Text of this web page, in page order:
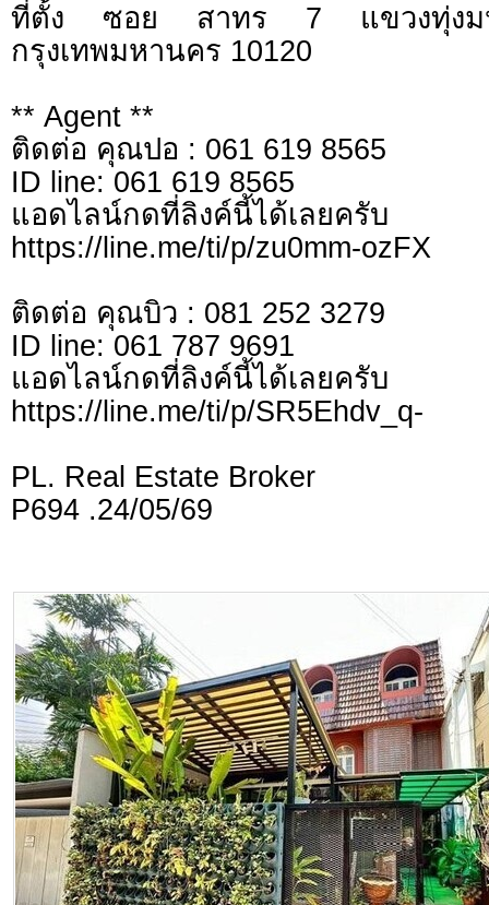
ที่ตั้ง ซอย สาทร 7 แขวงทุ่งมห
กรุงเทพมหานคร 10120
** Agent **
ติดต่อ คุณปอ : 061 619 8565
ID line: 061 619 8565
แอดไลน์กดที่ลิงค์นี้ไ
https://line.me/ti/p/zu0mm-ozFX
ติดต่อ คุณบิว : 081 252 3279
ID line: 061 787 9691
แอดไลน์กดที่ลิงค์นี้ไ
https://line.me/ti/p/SR5Ehdv_q-
PL. Real Estate Broker
P694 .24/05/69